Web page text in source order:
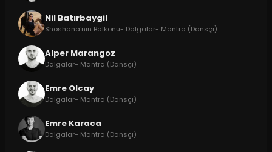
Nil Batırbaygil
Shoshana'nın Balkonu- Dalgalar- Mantra (Dansçı)
Alper Marangoz
Dalgalar- Mantra (Dansçı)
Emre Olcay
Dalgalar- Mantra (Dansçı)
Emre Karaca
Dalgalar- Mantra (Dansçı)